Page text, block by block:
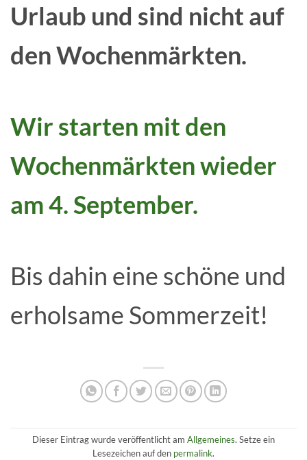
Urlaub und sind nicht auf
den Wochenmärkten.
Wir starten mit den
Wochenmärkten wieder
am 4. September.
Bis dahin eine schöne und
erholsame Sommerzeit!
Dieser Eintrag wurde veröffentlicht am Allgemeines. Setze ein
Lesezeichen auf den permalink.